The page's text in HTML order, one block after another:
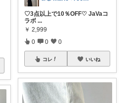
♡3点以上で10％OFF♡ JaVaコ
ラボ ...
￥ 2,999
0 0 0
コレ いいね